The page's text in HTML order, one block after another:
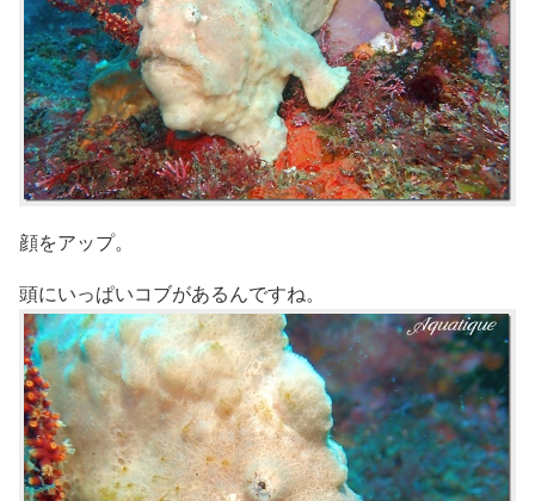
顔をアップ。
頭にいっぱいコブがあるんですね。